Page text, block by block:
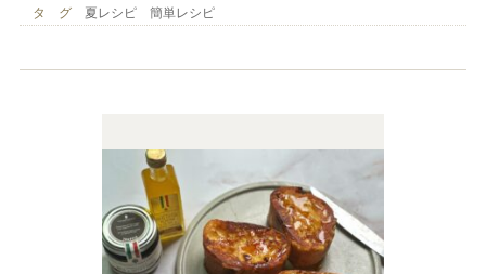
タ グ
夏レシピ 簡単レシピ